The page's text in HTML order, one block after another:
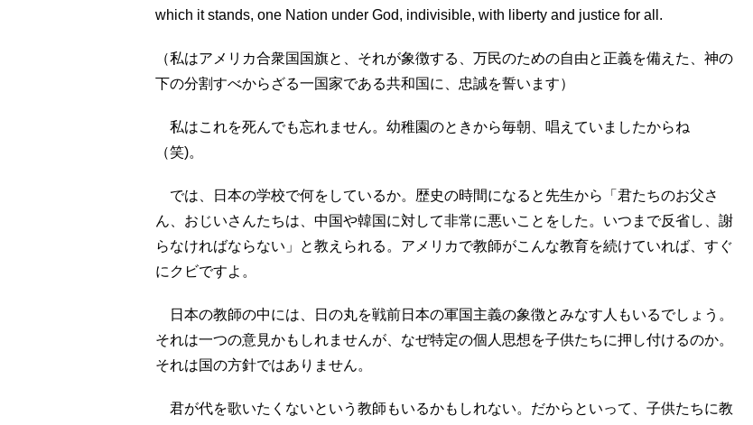
which it stands, one Nation under God, indivisible, with liberty and justice for all.
（私はアメリカ合衆国国旗と、それが象徴する、万民のための自由と正義を備えた、神の
下の分割すべからざる一国家である共和国に、忠誠を誓います）
私はこれを死んでも忘れません。幼稚園のときから毎朝、唱えていましたからね
（笑)。
では、日本の学校で何をしているか。歴史の時間になると先生から「君たちのお父さ
ん、おじいさんたちは、中国や韓国に対して非常に悪いことをした。いつまで反省し、謝
らなければならない」と教えられる。アメリカで教師がこんな教育を続けていれば、すぐ
にクビですよ。
日本の教師の中には、日の丸を戦前日本の軍国主義の象徴とみなす人もいるでしょう。
それは一つの意見かもしれませんが、なぜ特定の個人思想を子供たちに押し付けるのか。
それは国の方針ではありません。
君が代を歌いたくないという教師もいるかもしれない。だからといって、子供たちに教